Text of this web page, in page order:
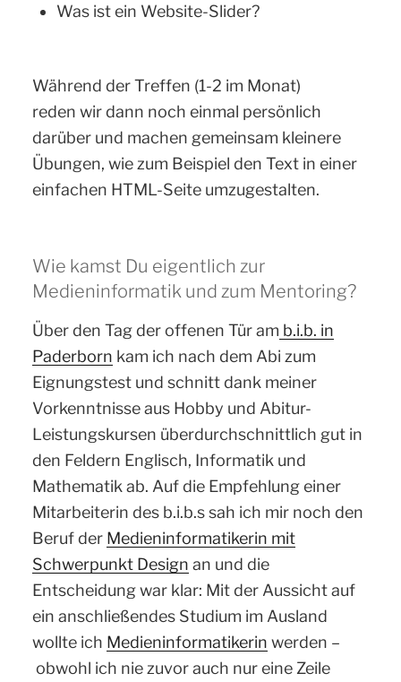
Was ist ein Website-Slider?
Während der Treffen (1-2 im Monat)
reden wir dann noch einmal persönlich
darüber und machen gemeinsam kleinere
Übungen, wie zum Beispiel den Text in einer
einfachen HTML-Seite umzugestalten.
Wie kamst Du eigentlich zur
Medieninformatik und zum Mentoring?
Über den Tag der offenen Tür am b.i.b. in
Paderborn kam ich nach dem Abi zum
Eignungstest und schnitt dank meiner
Vorkenntnisse aus Hobby und Abitur-
Leistungskursen überdurchschnittlich gut in
den Feldern Englisch, Informatik und
Mathematik ab. Auf die Empfehlung einer
Mitarbeiterin des b.i.b.s sah ich mir noch den
Beruf der Medieninformatikerin mit
Schwerpunkt Design an und die
Entscheidung war klar: Mit der Aussicht auf
ein anschließendes Studium im Ausland
wollte ich Medieninformatikerin werden –
obwohl ich nie zuvor auch nur eine Zeile